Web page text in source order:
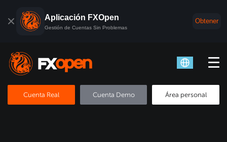
Aplicación FXOpen
Gestión de Cuentas Sin Problemas
Obtener
Cuenta Real Cuenta Demo Área personal